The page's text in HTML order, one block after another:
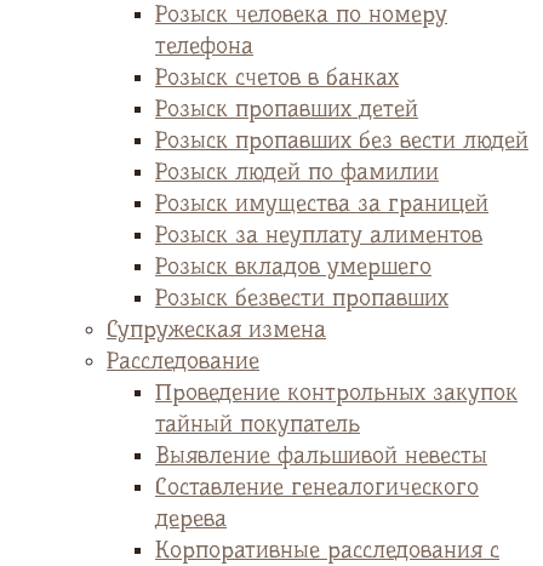
Розыск человека по номеру
телефона
Розыск счетов в банках
Розыск пропавших детей
Розыск пропавших без вести людей
Розыск людей по фамилии
Розыск имущества за границей
Розыск за неуплату алиментов
Розыск вкладов умершего
Розыск безвести пропавших
Супружеская измена
Расследование
Проведение контрольных закупок
тайный покупатель
Выявление фальшивой невесты
Cоставление генеалогического
дерева
Корпоративные расследования с